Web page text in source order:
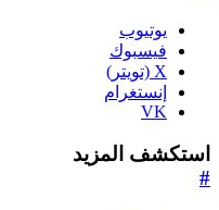
يوتيوب
فيسبوك
X (تويتر)
إنستغرام
VK
استكشف المزيد
#